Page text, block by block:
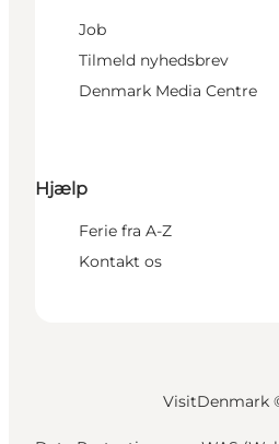
Job
Tilmeld nyhedsbrev
Denmark Media Centre
Hjælp
Ferie fra A-Z
Kontakt os
VisitDenmark